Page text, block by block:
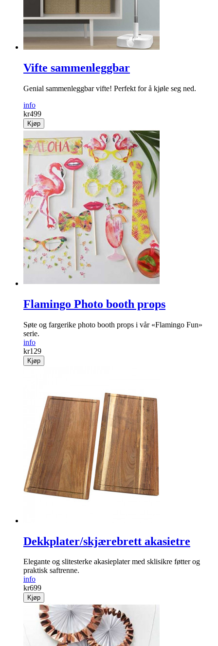
Vifte sammenleggbar
Genial sammenleggbar vifte! Perfekt for å kjøle seg ned.
info
kr499
Kjøp
Flamingo Photo booth props
Søte og fargerike photo booth props i vår «Flamingo Fun»
serie.
info
kr129
Kjøp
Dekkplater/skjærebrett akasietre
Elegante og slitesterke akasieplater med sklisikre føtter og
praktisk saftrenne.
info
kr699
Kjøp